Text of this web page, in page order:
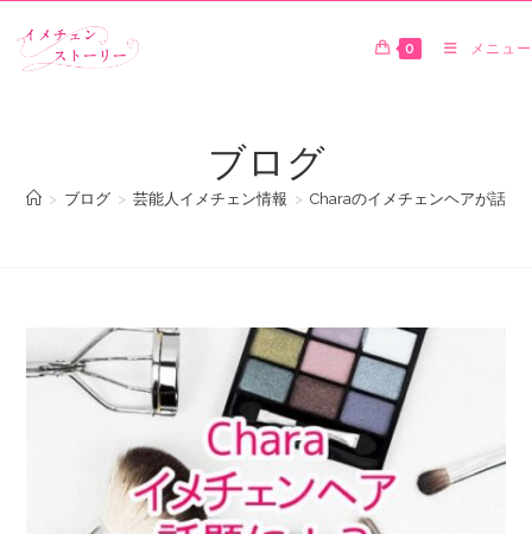
0 メニュー
ブログ
> ブログ > 芸能人イメチェン情報 > Charaのイメチェンヘアが話題